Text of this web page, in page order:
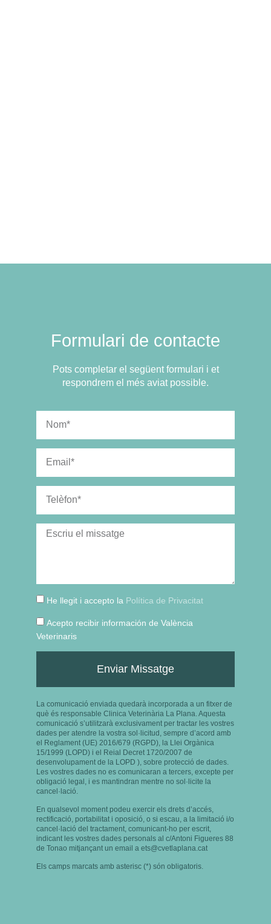
Formulari de contacte
Pots completar el següent formulari i et
respondrem el més aviat possible.
He llegit i accepto la Política de Privacitat
Acepto recibir información de València
Veterinaris
Enviar Missatge
La comunicació enviada quedarà incorporada a un fitxer de
què és responsable Clinica Veterinària La Plana. Aquesta
comunicació s’utilitzarà exclusivament per tractar les vostres
dades per atendre la vostra sol·licitud, sempre d’acord amb
el Reglament (UE) 2016/679 (RGPD), la Llei Orgànica
15/1999 (LOPD) i el Reial Decret 1720/2007 de
desenvolupament de la LOPD ), sobre protecció de dades.
Les vostres dades no es comunicaran a tercers, excepte per
obligació legal, i es mantindran mentre no sol·licite la
cancel·lació.
En qualsevol moment podeu exercir els drets d’accés,
rectificació, portabilitat i oposició, o si escau, a la limitació i/o
cancel·lació del tractament, comunicant-ho per escrit,
indicant les vostres dades personals al c/Antoni Figueres 88
de Tonao mitjançant un email a ets@cvetlaplana.cat
Els camps marcats amb asterisc (*) són obligatoris.